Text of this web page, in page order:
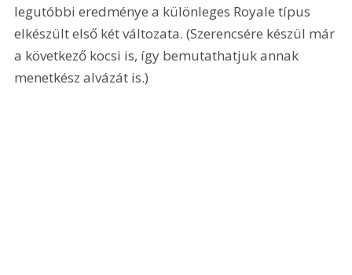
legutóbbi eredménye a különleges Royale típus
elkészült első két változata. (Szerencsére készül már
a következő kocsi is, így bemutathatjuk annak
menetkész alvázát is.)